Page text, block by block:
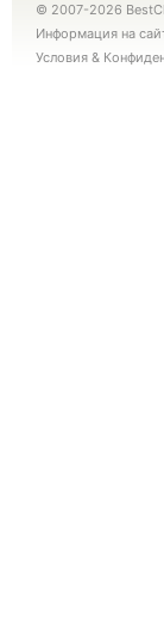
© 2007-2026
Информация на
Условия &